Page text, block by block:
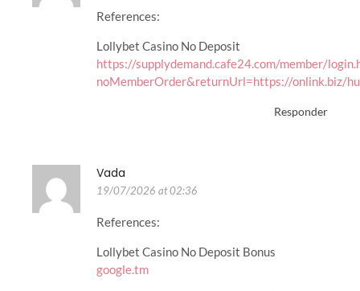
References:
Lollybet Casino No Deposit
https://supplydemand.cafe24.com/member/
noMemberOrder&returnUrl=https://onlink.biz/
Responder
Vada
19/07/2026 at 02:36
References:
Lollybet Casino No Deposit Bonus
google.tm